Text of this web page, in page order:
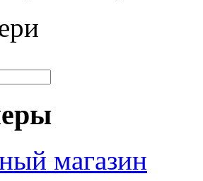
магазин